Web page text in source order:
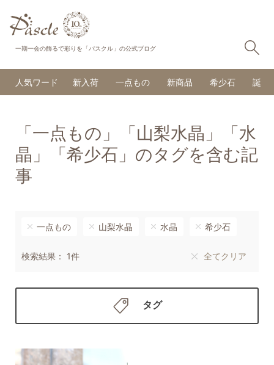
一期一会の飾るで彩りを「パスクル」の公式ブログ
人気ワード 新入荷 一点もの 新商品 希少石 誕生
「一点もの」「山梨水晶」「水
晶」「希少石」のタグを含む記
事
一点もの 山梨水晶 水晶 希少石
検索結果： 1件 全てクリア
タグ